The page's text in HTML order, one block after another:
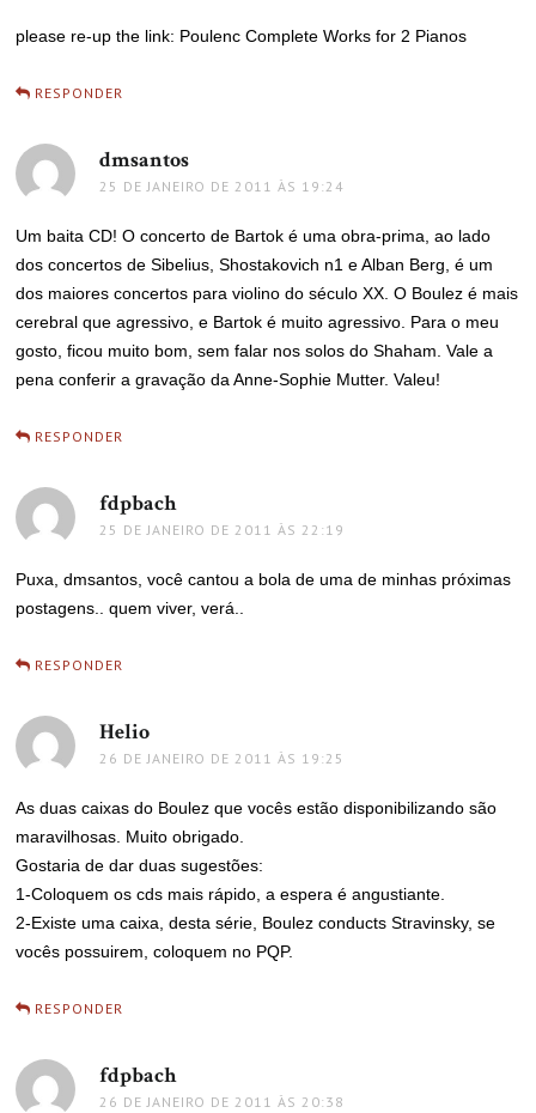
please re-up the link: Poulenc Complete Works for 2 Pianos
RESPONDER
dmsantos
25 DE JANEIRO DE 2011 ÀS 19:24
Um baita CD! O concerto de Bartok é uma obra-prima, ao lado
dos concertos de Sibelius, Shostakovich n1 e Alban Berg, é um
dos maiores concertos para violino do século XX. O Boulez é mais
cerebral que agressivo, e Bartok é muito agressivo. Para o meu
gosto, ficou muito bom, sem falar nos solos do Shaham. Vale a
pena conferir a gravação da Anne-Sophie Mutter. Valeu!
RESPONDER
fdpbachdisse:
25 DE JANEIRO DE 2011 ÀS 22:19
Puxa, dmsantos, você cantou a bola de uma de minhas próximas
postagens.. quem viver, verá..
RESPONDER
Helio
26 DE JANEIRO DE 2011 ÀS 19:25
As duas caixas do Boulez que vocês estão disponibilizando são
maravilhosas. Muito obrigado.
Gostaria de dar duas sugestões:
1-Coloquem os cds mais rápido, a espera é angustiante.
2-Existe uma caixa, desta série, Boulez conducts Stravinsky, se
vocês possuirem, coloquem no PQP.
RESPONDER
fdpbachdisse:
26 DE JANEIRO DE 2011 ÀS 20:38